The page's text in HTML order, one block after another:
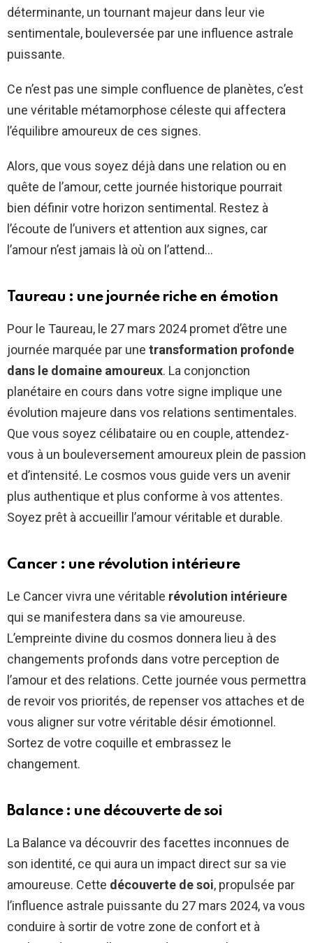
déterminante, un tournant majeur dans leur vie
sentimentale, bouleversée par une influence astrale
puissante.
Ce n’est pas une simple confluence de planètes, c’est
une véritable métamorphose céleste qui affectera
l’équilibre amoureux de ces signes.
Alors, que vous soyez déjà dans une relation ou en
quête de l’amour, cette journée historique pourrait
bien définir votre horizon sentimental. Restez à
l’écoute de l’univers et attention aux signes, car
l’amour n’est jamais là où on l’attend…
Taureau : une journée riche en émotion
Pour le Taureau, le 27 mars 2024 promet d’être une
journée marquée par une transformation profonde
dans le domaine amoureux. La conjonction
planétaire en cours dans votre signe implique une
évolution majeure dans vos relations sentimentales.
Que vous soyez célibataire ou en couple, attendez-
vous à un bouleversement amoureux plein de passion
et d’intensité. Le cosmos vous guide vers un avenir
plus authentique et plus conforme à vos attentes.
Soyez prêt à accueillir l’amour véritable et durable.
Cancer : une révolution intérieure
Le Cancer vivra une véritable révolution intérieure
qui se manifestera dans sa vie amoureuse.
L’empreinte divine du cosmos donnera lieu à des
changements profonds dans votre perception de
l’amour et des relations. Cette journée vous permettra
de revoir vos priorités, de repenser vos attaches et de
vous aligner sur votre véritable désir émotionnel.
Sortez de votre coquille et embrassez le
changement.
Balance : une découverte de soi
La Balance va découvrir des facettes inconnues de
son identité, ce qui aura un impact direct sur sa vie
amoureuse. Cette découverte de soi, propulsée par
l’influence astrale puissante du 27 mars 2024, va vous
conduire à sortir de votre zone de confort et à